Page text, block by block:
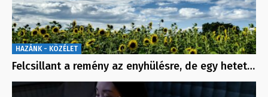
HAZÁNK - KÖZÉLET
Felcsillant a remény az enyhülésre, de egy hetet…